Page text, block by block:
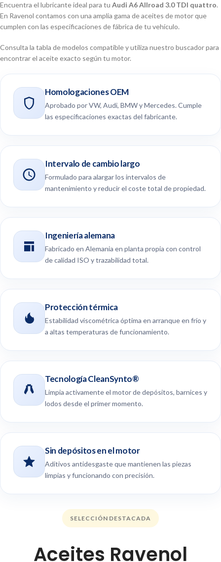
Encuentra el lubricante ideal para tu Audi A6 Allroad 3.0 TDI quattro.
En Ravenol contamos con una amplia gama de aceites de motor que
cumplen con las especificaciones de fábrica de tu vehículo.
Consulta la tabla de modelos compatible y utiliza nuestro buscador para
encontrar el aceite exacto según tu motor.
Homologaciones OEM
Aprobado por VW, Audi, BMW y Mercedes. Cumple
las especificaciones exactas del fabricante.
Intervalo de cambio largo
Formulado para alargar los intervalos de
mantenimiento y reducir el coste total de propiedad.
Ingeniería alemana
Fabricado en Alemania en planta propia con control
de calidad ISO y trazabilidad total.
Protección térmica
Estabilidad viscométrica óptima en arranque en frío y
a altas temperaturas de funcionamiento.
Tecnología CleanSynto®
Limpia activamente el motor de depósitos, barnices y
lodos desde el primer momento.
Sin depósitos en el motor
Aditivos antidesgaste que mantienen las piezas
limpias y funcionando con precisión.
SELECCIÓN DESTACADA
Aceites Ravenol